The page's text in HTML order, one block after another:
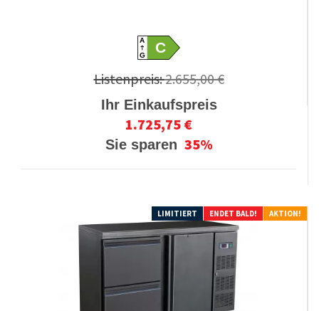
A
GC
Listenpreis:2.655,00 €
Ihr Einkaufspreis
1.725,75 €
Sie sparen 35%
LIMITIERT ENDET BALD! AKTION!